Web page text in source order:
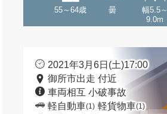
55～64歳 曇
幅5.5～
9.0m
2021年3月6日(土)17:00
御所市出走 付近
車両相互 小破事故
軽自動車(1) 軽貨物車(1)